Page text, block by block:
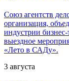
Союз агентств
организация,
индустрии
выездное
«Лето в САДу».
3 августа